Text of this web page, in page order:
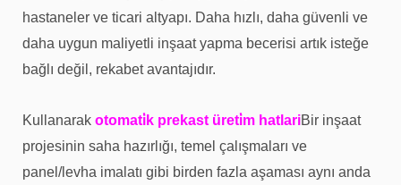
hastaneler ve ticari altyapı. Daha hızlı, daha güvenli ve
daha uygun maliyetli inşaat yapma becerisi artık isteğe
bağlı değil, rekabet avantajıdır.
Kullanarak otomati̇k prekast üreti̇m hatlariBir inşaat
projesinin saha hazırlığı, temel çalışmaları ve
panel/levha imalatı gibi birden fazla aşaması aynı anda